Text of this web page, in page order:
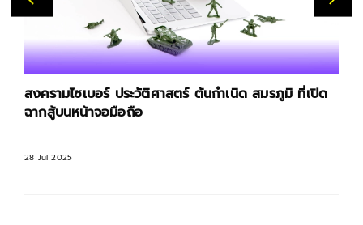
สงครามไซเบอร์ ประวัติศาสตร์ ต้นกำเนิด สมรภูมิ ที่เปิด
ฉากสู้บนหน้าจอมือถือ
28 Jul 2025